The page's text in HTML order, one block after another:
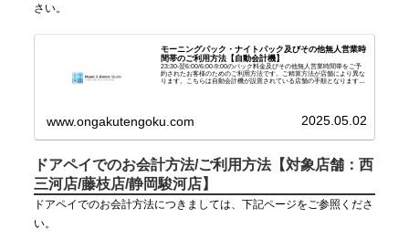
さい。
モーニングパック・ナイトパック及びその他無人営業時
間帯のご利用方法【自動会計機】
23:30-翌6:00/6:00-9:00のパック料金及びその他無人営業時間帯をご予
約されたお客様のためのご利用方法です。ご精算方法が店舗により異な
ります。こちらは自動会計機が設置されている店舗の手順となります。
www.ongakutengoku.com 2025.05.02
ドアペイでのお会計方法/ご利用方法【対象店舗：西
三河店/藤枝店/静岡駿河店】
ドアペイでのお会計方法につきましては、下記ページをご参照くださ
い。